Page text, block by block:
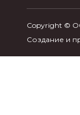
Copyright ©
Создание и